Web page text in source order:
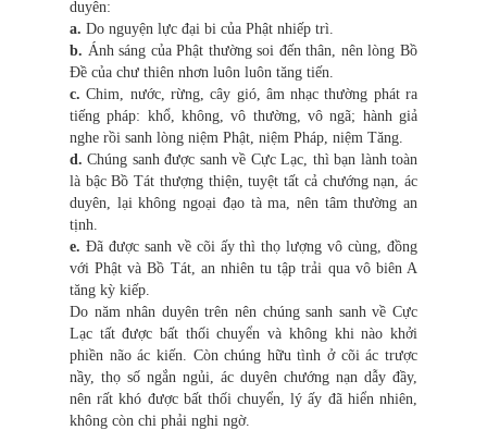
duyên:
a. Do nguyện lực đại bi của Phật nhiếp trì.
b. Ánh sáng của Phật thường soi đến thân, nên lòng Bồ
Đề của chư thiên nhơn luôn luôn tăng tiến.
c. Chim, nước, rừng, cây gió, âm nhạc thường phát ra
tiếng pháp: khổ, không, vô thường, vô ngã; hành giả
nghe rồi sanh lòng niệm Phật, niệm Pháp, niệm Tăng.
d.Chúng sanh được sanh về Cực Lạc, thì bạn lành toàn
là bậc Bồ Tát thượng thiện, tuyệt tất cả chướng nạn, ác
duyên, lại không ngoại đạo tà ma, nên tâm thường an
tịnh.
e. Đã được sanh về cõi ấy thì thọ lượng vô cùng, đồng
với Phật và Bồ Tát, an nhiên tu tập trải qua vô biên A
tăng kỳ kiếp.
Do năm nhân duyên trên nên chúng sanh sanh về Cực
Lạc tất được bất thối chuyển và không khi nào khởi
phiền não ác kiến. Còn chúng hữu tình ở cõi ác trược
nầy, thọ số ngắn ngủi, ác duyên chướng nạn dẫy đầy,
nên rất khó được bất thối chuyển, lý ấy đã hiển nhiên,
không còn chi phải nghi ngờ.